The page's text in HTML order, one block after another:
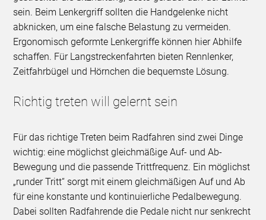
sein. Beim Lenkergriff sollten die Handgelenke nicht
abknicken, um eine falsche Belastung zu vermeiden.
Ergonomisch geformte Lenkergriffe können hier Abhilfe
schaffen. Für Langstreckenfahrten bieten Rennlenker,
Zeitfahrbügel und Hörnchen die bequemste Lösung.
Richtig treten will gelernt sein
Für das richtige Treten beim Radfahren sind zwei Dinge
wichtig: eine möglichst gleichmäßige Auf- und Ab-
Bewegung und die passende Trittfrequenz. Ein möglichst
„runder Tritt“ sorgt mit einem gleichmäßigen Auf und Ab
für eine konstante und kontinuierliche Pedalbewegung.
Dabei sollten Radfahrende die Pedale nicht nur senkrecht